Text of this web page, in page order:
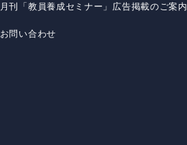
月刊「教員養成セミナー」広告掲載のご案内
お問い合わせ